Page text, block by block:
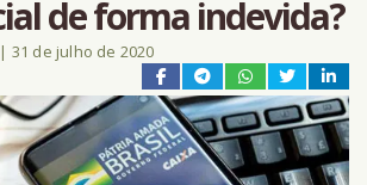
de forma indevida?
| 31 de julho de 2020